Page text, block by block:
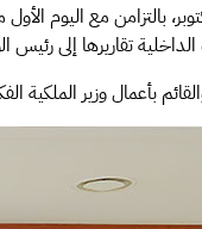
الوزارة الجديدة في 1
تقاريرها إلى رئيس
بأعمال وزير الملكية